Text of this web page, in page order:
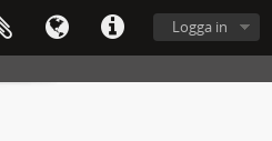
Logga in